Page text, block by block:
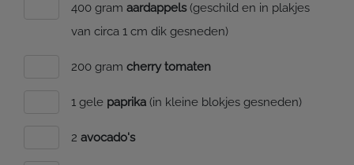
400 gram aardappels(geschild en in plakjes
van circa 1 cm dik gesneden)
200 gram cherry tomaten
1 gele paprika (in kleine blokjes gesneden)
2 avocado's